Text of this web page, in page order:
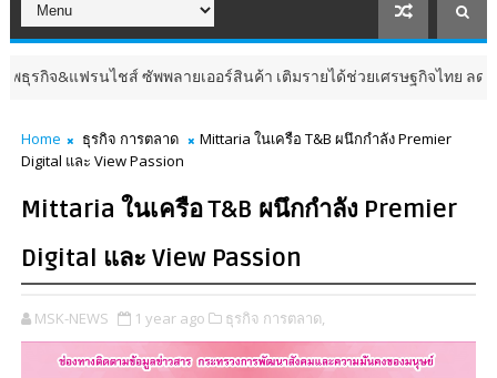
ไชส์ ซัพพลายเออร์สินค้า เติมรายได้ช่วยเศรษฐกิจไทย ลดใหญ่กว่า 250 บู
Home ธุรกิจ การตลาด
Mittaria ในเครือ T&B ผนึกกำลัง Premier
Digital และ View Passion
Mittaria ในเครือ T&B ผนึกกำลัง Premier
Digital และ View Passion
MSK-NEWS 1 year ago ธุรกิจ การตลาด,